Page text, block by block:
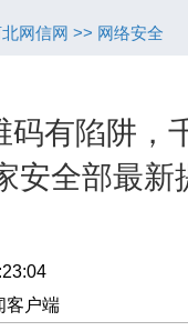
网信网 >> 网络安全
码有陷阱，
安全部最新
客户端